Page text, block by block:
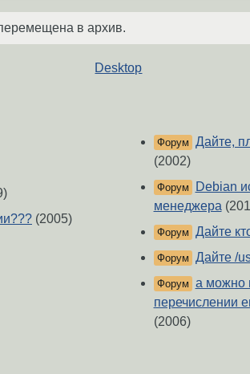
в архив.
Desktop
(2005)
Форум Дайте,
(2002)
Форум
Debian
менеджера
Форум Дайте
Форум Дайте /
Форум а можно
перечислении
(2006)